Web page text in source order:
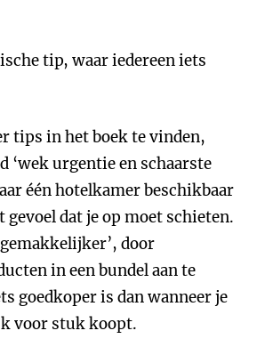
tip, waar iedereen iets
tips in het boek te vinden,
‘wek urgentie en schaarste
één hotelkamer beschikbaar
gevoel dat je op moet schieten.
door
in een bundel aan te
goedkoper is dan wanneer je
voor stuk koopt.